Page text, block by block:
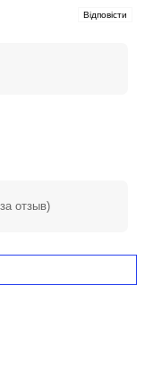
Відповісти
отзыв)